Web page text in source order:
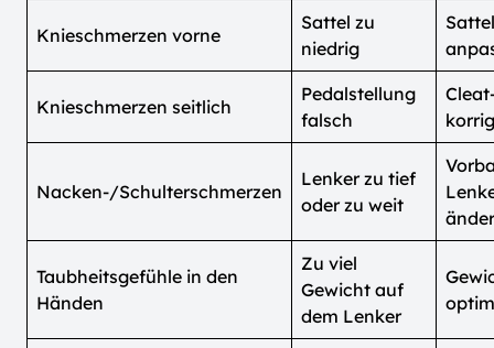
Knieschmerzen vorne
Sattel zu
niedrig
Knieschmerzen seitlich
Pedalstellung
falsch
Nacken-/Schulterschmerzen
Lenker zu tief
oder zu weit
Taubheitsgefühle in den
Händen
Zu viel
Gewicht auf
dem Lenker